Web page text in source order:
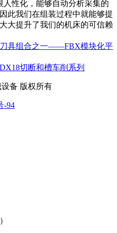
人性化，能够自动分析采集的
此我们在组装过程中就能够提
大提升了我们的机床的可信赖
刀具组合之一——FBX模块化平
切断和槽车削系列
备 版权所有
-94